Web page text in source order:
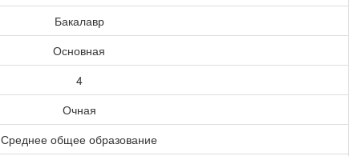
Бакалавр
Основная
4
Очная
Среднее общее образование